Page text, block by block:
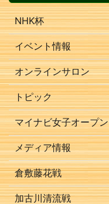
NHK杯
イベント情報
オンラインサロン
トピック
マイナビ女子オープン
メディア情報
倉敷藤花戦
加古川清流戦